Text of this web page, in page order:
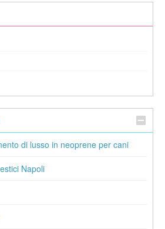
di lusso in neoprene per cani
Napoli